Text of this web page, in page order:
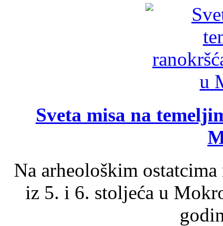
Sveta misa na
Na arheološkim
iz 5. i 6. stoljeća u